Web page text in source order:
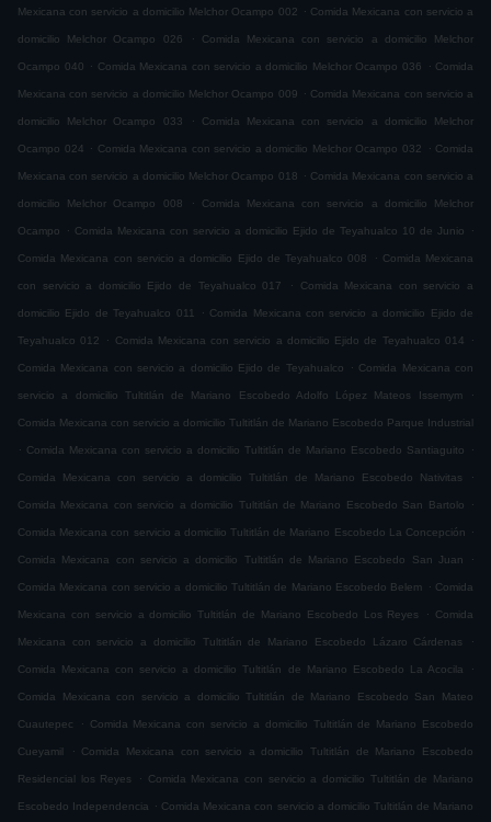
Mexicana con servicio a domicilio Melchor Ocampo 002 . Comida Mexicana con servicio a
domicilio Melchor Ocampo 026 . Comida Mexicana con servicio a domicilio Melchor
Ocampo 040 . Comida Mexicana con servicio a domicilio Melchor Ocampo 036 . Comida
Mexicana con servicio a domicilio Melchor Ocampo 009 . Comida Mexicana con servicio a
domicilio Melchor Ocampo 033 . Comida Mexicana con servicio a domicilio Melchor
Ocampo 024 . Comida Mexicana con servicio a domicilio Melchor Ocampo 032 . Comida
Mexicana con servicio a domicilio Melchor Ocampo 018 . Comida Mexicana con servicio a
domicilio Melchor Ocampo 008 . Comida Mexicana con servicio a domicilio Melchor
Ocampo . Comida Mexicana con servicio a domicilio Ejido de Teyahualco 10 de Junio .
Comida Mexicana con servicio a domicilio Ejido de Teyahualco 008 . Comida Mexicana
con servicio a domicilio Ejido de Teyahualco 017 . Comida Mexicana con servicio a
domicilio Ejido de Teyahualco 011 . Comida Mexicana con servicio a domicilio Ejido de
Teyahualco 012 . Comida Mexicana con servicio a domicilio Ejido de Teyahualco 014 .
Comida Mexicana con servicio a domicilio Ejido de Teyahualco . Comida Mexicana con
servicio a domicilio Tultitlán de Mariano Escobedo Adolfo López Mateos Issemym .
Comida Mexicana con servicio a domicilio Tultitlán de Mariano Escobedo Parque Industrial
. Comida Mexicana con servicio a domicilio Tultitlán de Mariano Escobedo Santiaguito .
Comida Mexicana con servicio a domicilio Tultitlán de Mariano Escobedo Nativitas .
Comida Mexicana con servicio a domicilio Tultitlán de Mariano Escobedo San Bartolo .
Comida Mexicana con servicio a domicilio Tultitlán de Mariano Escobedo La Concepción .
Comida Mexicana con servicio a domicilio Tultitlán de Mariano Escobedo San Juan .
Comida Mexicana con servicio a domicilio Tultitlán de Mariano Escobedo Belem . Comida
Mexicana con servicio a domicilio Tultitlán de Mariano Escobedo Los Reyes . Comida
Mexicana con servicio a domicilio Tultitlán de Mariano Escobedo Lázaro Cárdenas .
Comida Mexicana con servicio a domicilio Tultitlán de Mariano Escobedo La Acocila .
Comida Mexicana con servicio a domicilio Tultitlán de Mariano Escobedo San Mateo
Cuautepec . Comida Mexicana con servicio a domicilio Tultitlán de Mariano Escobedo
Cueyamil . Comida Mexicana con servicio a domicilio Tultitlán de Mariano Escobedo
Residencial los Reyes . Comida Mexicana con servicio a domicilio Tultitlán de Mariano
Escobedo Independencia . Comida Mexicana con servicio a domicilio Tultitlán de Mariano